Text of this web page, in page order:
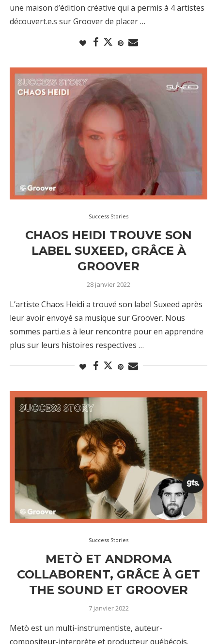
une maison d’édition créative qui a permis à 4 artistes
découvert.e.s sur Groover de placer …
Success Stories
CHAOS HEIDI TROUVE SON
LABEL SUXEED, GRÂCE À
GROOVER
28 janvier 2022
L’artiste Chaos Heidi a trouvé son label Suxeed après
leur avoir envoyé sa musique sur Groover. Nous
sommes parti.e.s à leur rencontre pour en apprendre
plus sur leurs histoires respectives …
Success Stories
METÒ ET ANDROMA
COLLABORENT, GRÂCE À GET
THE SOUND ET GROOVER
7 janvier 2022
Metò est un multi-instrumentiste, auteur-
compositeur-interprète et producteur québécois.